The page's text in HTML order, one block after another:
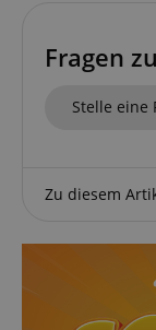
Fragen
Stelle eine
Zu diesem
bei uns